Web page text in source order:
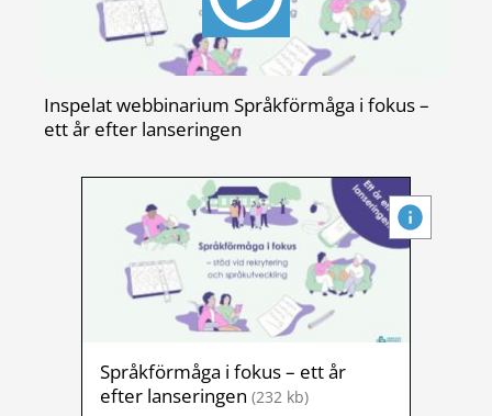
Inspelat webbinarium Språkförmåga i fokus –
ett år efter lanseringen
Språkförmåga i fokus – ett år
efter lanseringen (232 kb)